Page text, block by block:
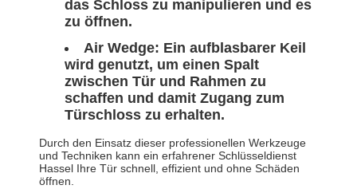
das Schloss zu manipulieren und es
zu öffnen.
Air Wedge: Ein aufblasbarer Keil
wird genutzt, um einen Spalt
zwischen Tür und Rahmen zu
schaffen und damit Zugang zum
Türschloss zu erhalten.
Durch den Einsatz dieser professionellen Werkzeuge
und Techniken kann ein erfahrener Schlüsseldienst
Hassel Ihre Tür schnell, effizient und ohne Schäden
öffnen.